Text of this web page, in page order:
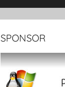
SPONSOR